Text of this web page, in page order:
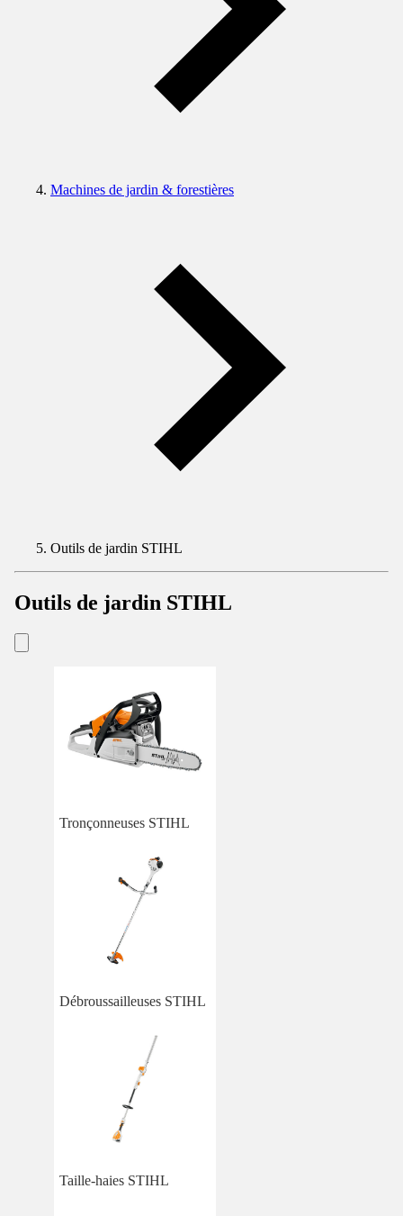
Machines de jardin & forestières
Outils de jardin STIHL
Outils de jardin STIHL
Tronçonneuses STIHL
Débroussailleuses STIHL
Taille-haies STIHL